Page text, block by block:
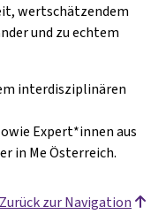
wertschätzendem
und zu echtem
interdisziplinären
Expert*innen aus
in Me Österreich.
Zurück zur Navigation